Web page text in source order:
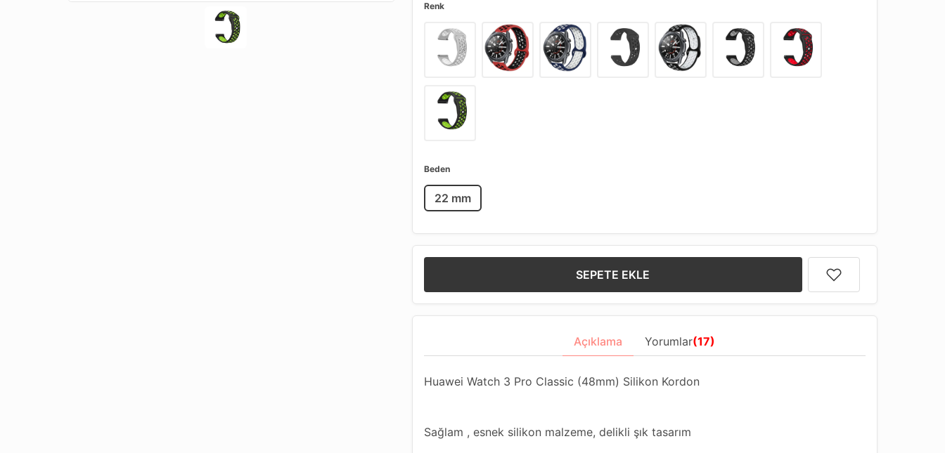
Renk
Beden
22 mm
SEPETE EKLE
Açıklama Yorumlar(17)
Huawei Watch 3 Pro Classic (48mm) Silikon Kordon
Sağlam , esnek silikon malzeme, delikli şık tasarım